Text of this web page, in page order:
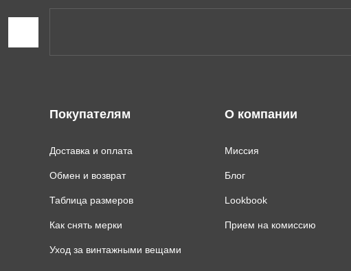
Покупателям
Доставка и оплата
Обмен и возврат
Таблица размеров
Как снять мерки
Уход за винтажными вещами
О компании
Миссия
Блог
Lookbook
Прием на комиссию